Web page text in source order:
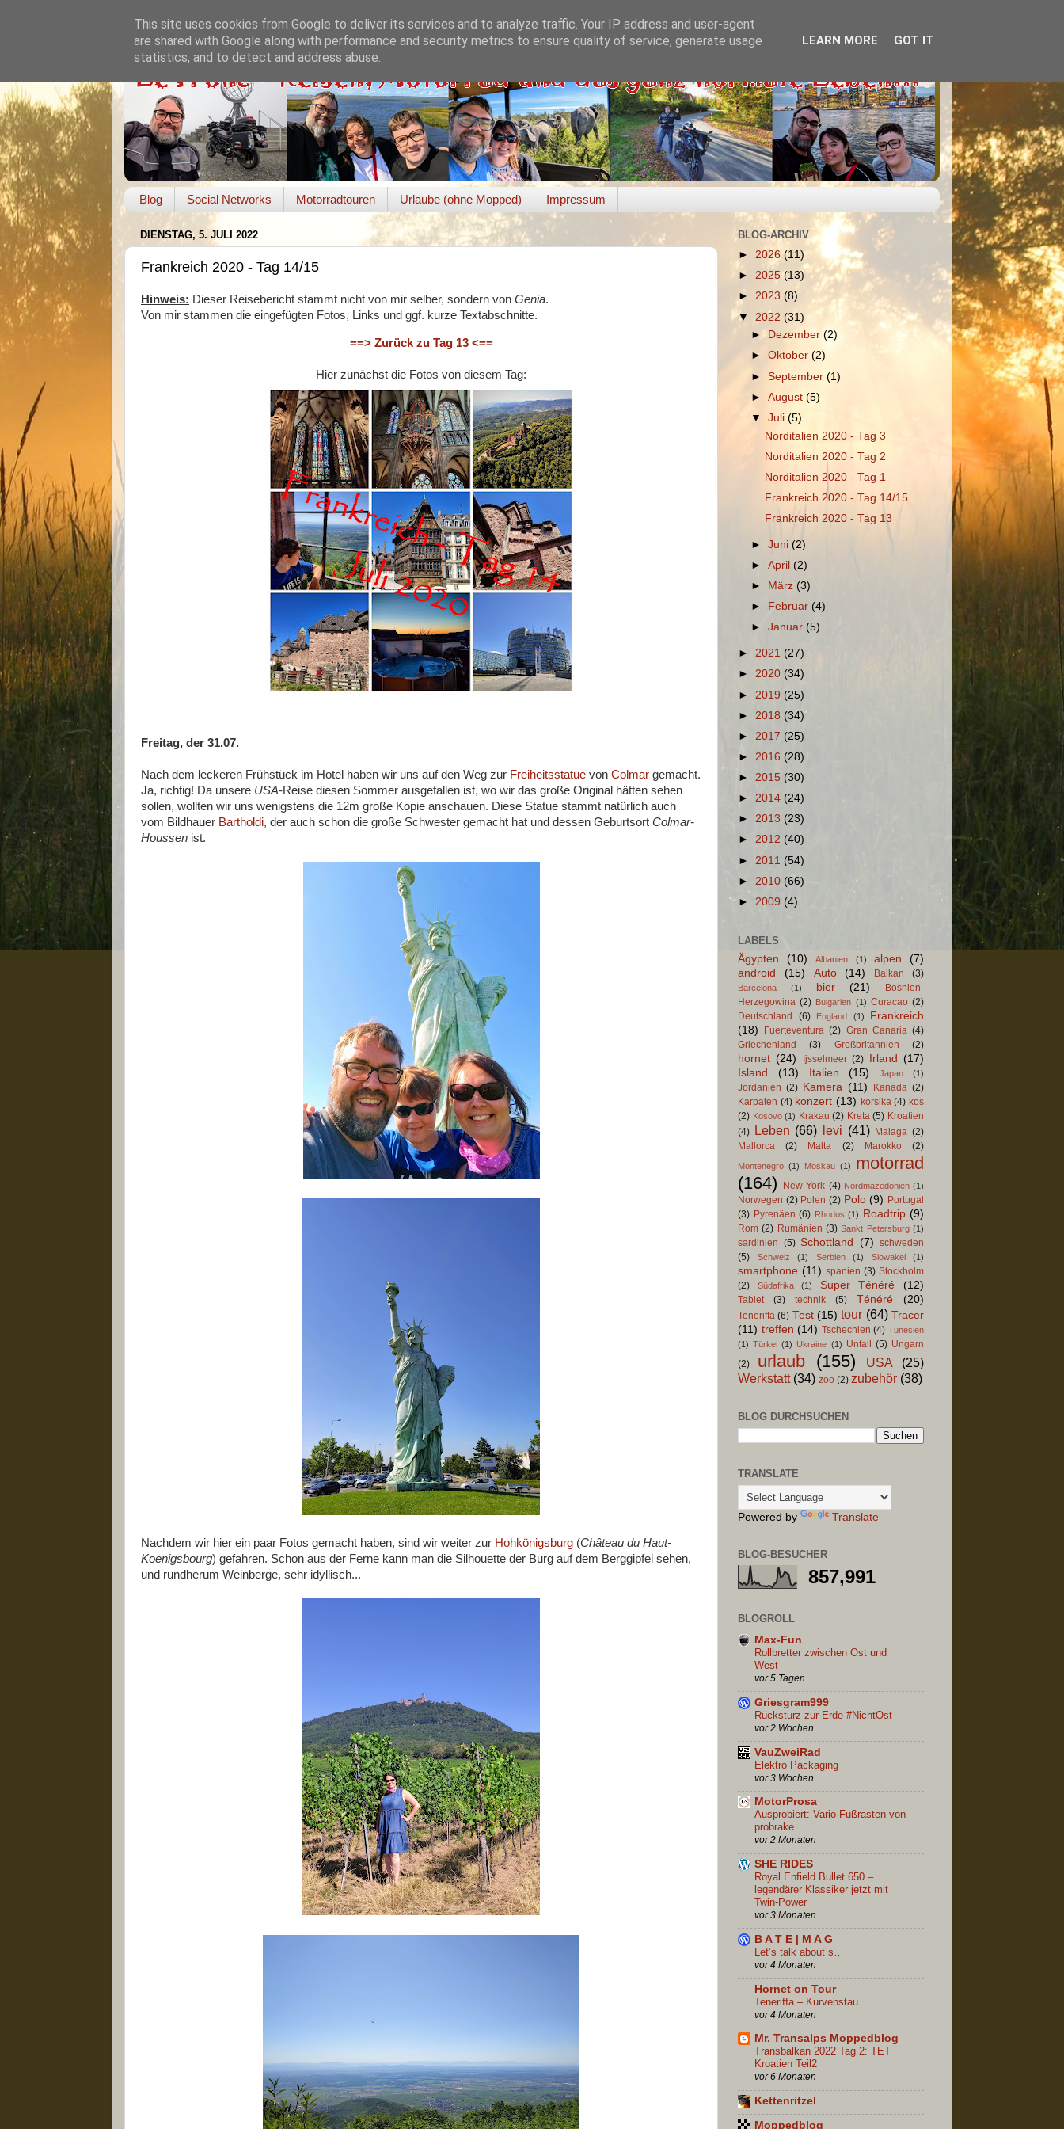
Blog Social Networks Motorradtouren Urlaube (ohne Mopped) Impressum
DIENSTAG, 5. JULI 2022
Frankreich 2020 - Tag 14/15
Hinweis: Dieser Reisebericht stammt nicht von mir selber, sondern von Genia.
Von mir stammen die eingefügten Fotos, Links und ggf. kurze Textabschnitte.
==> Zurück zu Tag 13 <==
Hier zunächst die Fotos von diesem Tag:
Freitag, der 31.07.
Nach dem leckeren Frühstück im Hotel haben wir uns auf den Weg zur Freiheitsstatue von Colmar gemacht.
Ja, richtig! Da unsere USA-Reise diesen Sommer ausgefallen ist, wo wir das große Original hätten sehen
sollen, wollten wir uns wenigstens die 12m große Kopie anschauen. Diese Statue stammt natürlich auch
vom Bildhauer Bartholdi, der auch schon die große Schwester gemacht hat und dessen Geburtsort Colmar-
Houssen ist.
Nachdem wir hier ein paar Fotos gemacht haben, sind wir weiter zur Hohkönigsburg (Château du Haut-
Koenigsbourg) gefahren. Schon aus der Ferne kann man die Silhouette der Burg auf dem Berggipfel sehen,
und rundherum Weinberge, sehr idyllisch...
BLOG-ARCHIV
► 2026 (11)
► 2025(13)
► 2023 (8)
▼ 2022 (31)
►
Dezember(2)
►Oktober(2)
► September(1)
►August(5)
▼Juli(5)
Norditalien 2020 - Tag 3
Norditalien 2020 - Tag 2
Norditalien 2020 - Tag 1
Frankreich 2020 - Tag 14/15
Frankreich 2020 - Tag 13
►Juni(2)
►April(2)
►
März (3)
►
Februar (4)
►Januar (5)
► 2021 (27)
► 2020 (34)
► 2019 (25)
► 2018 (34)
► 2017 (25)
► 2016 (28)
► 2015 (30)
► 2014 (24)
► 2013 (23)
► 2012 (40)
► 2011 (54)
► 2010 (66)
► 2009 (4)
LABELS
Ägypten
(10) Albanien (1) alpen
(7)
android
(15) Auto (14) Balkan (3)
Barcelona (1) bier (21)
Bosnien-
Herzegowina (2) Bulgarien (1) Curacao (2)
Deutschland
(6) England (1)
Frankreich
(18)
Fuerteventura (2) Gran Canaria (4)
Griechenland
(3) Großbritannien (2)
hornet (24) Ijsselmeer (2) Irland (17)
Island
(13) Italien (15) Japan (1)
Jordanien (2) Kamera (11) Kanada (2)
Karpaten (4) konzert (13) korsika (4) kos
(2) Kosovo (1) Krakau (2) Kreta (5) Kroatien
(4) Leben (66) levi (41) Malaga (2)
Mallorca
(2) Malta (2) Marokko (2)
Montenegro (1) Moskau (1)
motorrad
(164)
New York (4) Nordmazedonien (1)
Norwegen (2) Polen (2) Polo (9) Portugal
(3) Pyrenäen (6) Rhodos (1) Roadtrip (9)
Rom (2) Rumänien (3) Sankt Petersburg (1)
sardinien (5) Schottland (7) schweden
(5)
Schweiz (1) Serbien (1) Slowakei (1)
smartphone (11) spanien (3) Stockholm
(2)
Südafrika (1) Super Ténéré (12)
Tablet (3) technik (5) Ténéré (20)
Teneriffa (6) Test (15) tour (64) Tracer
(11) treffen (14) Tschechien (4) Tunesien
(1) Türkei (1) Ukraine (1) Unfall (5) Ungarn
(2)
urlaub (155) USA
(25)
Werkstatt (34) zoo (2) zubehör (38)
BLOG DURCHSUCHEN
TRANSLATE
Powered by Translate
BLOG-BESUCHER
857,991
BLOGROLL
Max-Fun
Rollbretter zwischen Ost und
West
vor 5 Tagen
Griesgram999
Rücksturz zur Erde #NichtOst
vor 2 Wochen
VauZweiRad
Elektro Packaging
vor 3 Wochen
MotorProsa
Ausprobiert: Vario-Fußrasten von
probrake
vor 2 Monaten
SHE RIDES
Royal Enfield Bullet 650 –
legendärer Klassiker jetzt mit
Twin-Power
vor 3 Monaten
B A T E | M A G
Let’s talk about s…
vor 4 Monaten
Hornet on Tour
Teneriffa – Kurvenstau
vor 4 Monaten
Mr. Transalps Moppedblog
Transbalkan 2022 Tag 2: TET
Kroatien Teil2
vor 6 Monaten
Kettenritzel
Moppedblog
This site uses cookies from Google to deliver its services and to analyze traffic. Your IP address and user-agent
are shared with Google along with performance and security metrics to ensure quality of service, generate usage
statistics, and to detect and address abuse.
LEARN MORE GOT IT